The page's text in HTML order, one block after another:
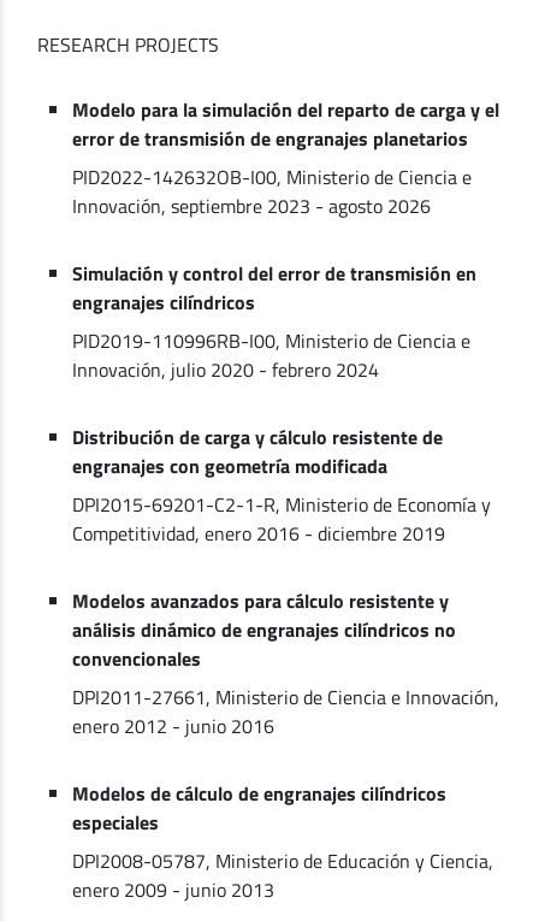
RESEARCH PROJECTS
Modelo para la simulación del reparto de carga y el
error de transmisión de engranajes planetarios
PID2022-142632OB-I00, Ministerio de Ciencia e
Innovación, septiembre 2023 - agosto 2026
Simulación y control del error de transmisión en
engranajes cilíndricos
PID2019-110996RB-I00, Ministerio de Ciencia e
Innovación, julio 2020 - febrero 2024
Distribución de carga y cálculo resistente de
engranajes con geometría modificada
DPI2015-69201-C2-1-R, Ministerio de Economía y
Competitividad, enero 2016 - diciembre 2019
Modelos avanzados para cálculo resistente y
análisis dinámico de engranajes cilíndricos no
convencionales
DPI2011-27661, Ministerio de Ciencia e Innovación,
enero 2012 - junio 2016
Modelos de cálculo de engranajes cilíndricos
especiales
DPI2008-05787, Ministerio de Educación y Ciencia,
enero 2009 - junio 2013